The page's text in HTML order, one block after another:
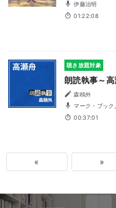
伊藤治明
01:22:08
聴き放題対象
朗読執事～高
森鴎外
マーク・ブック
00:37:01
« »